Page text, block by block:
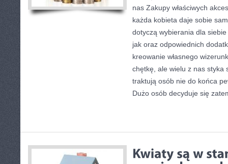
nas Zakupy właściwych
każda kobieta daje sobie
dotyczą wybierania dla
jak oraz odpowiednich
kreowanie własnego
chętkę, ale wielu z nas styka
traktują osób nie do końca
Dużo osób decyduje się